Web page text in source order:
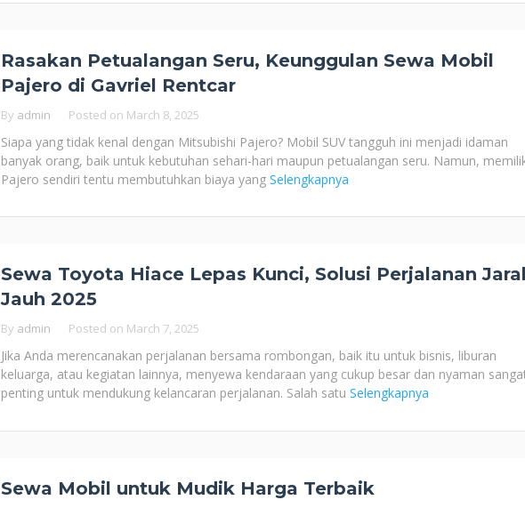
Rasakan Petualangan Seru, Keunggulan Sewa Mobil
Pajero di Gavriel Rentcar
By admin Posted on March 8, 2025
Siapa yang tidak kenal dengan Mitsubishi Pajero? Mobil SUV tangguh ini menjadi idaman
banyak orang, baik untuk kebutuhan sehari-hari maupun petualangan seru. Namun,
Pajero sendiri tentu membutuhkan biaya yang Selengkapnya
Sewa Toyota Hiace Lepas Kunci, Solusi Perjalanan
Jauh 2025
By admin Posted on March 7, 2025
Jika Anda merencanakan perjalanan bersama rombongan, baik itu untuk bisnis, liburan
keluarga, atau kegiatan lainnya, menyewa kendaraan yang cukup besar dan nyaman
penting untuk mendukung kelancaran perjalanan. Salah satu Selengkapnya
Sewa Mobil untuk Mudik Harga Terbaik